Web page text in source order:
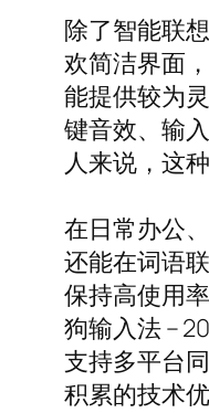
除了智能联
欢简洁界面
能提供较为
键音效、输
人来说，这
在日常办公
还能在词语
保持高使用
狗输入法 –
支持多平台
积累的技术